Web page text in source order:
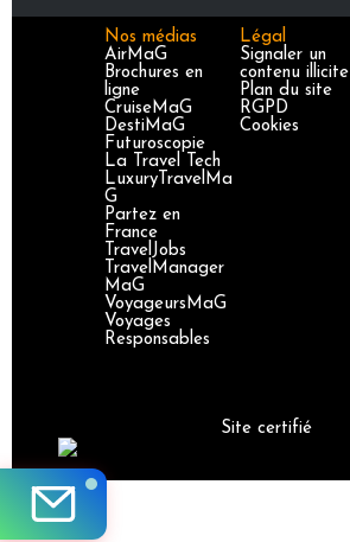
Nos médias
AirMaG
Brochures en
ligne
CruiseMaG
DestiMaG
Futuroscopie
La Travel Tech
LuxuryTravelMa
G
Partez en
France
TravelJobs
TravelManager
MaG
VoyageursMaG
Voyages
Responsables
Légal
Signaler un
contenu illicite
Plan du site
RGPD
Cookies
Site certifié